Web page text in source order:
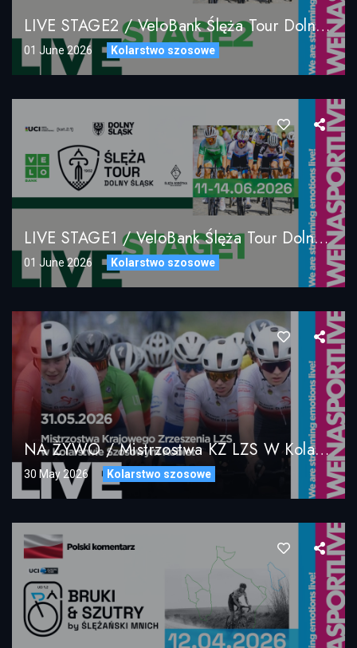
LIVE STAGE2 / VeloBank Ślęża Tour Dolny Śląsk 2026 / 12.06.2026
01 June 2026 Kolarstwo szosowe
LIVE STAGE1 / VeloBank Ślęża Tour Dolny Śląsk 2026 / 11.06.2026
01 June 2026 Kolarstwo szosowe
NA ŻYWO / Mistrzostwa KZ LZS W Kolarstwie Szosowym Kobiet / 31.05.2026 Jarosławiec
30 May 2026 Kolarstwo szosowe